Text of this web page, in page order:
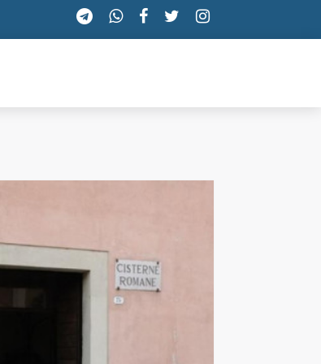
TRENTINO-ALTO ADIGE